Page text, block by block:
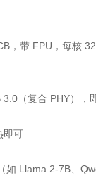
，带 FPU，每核
（复合 PHY），
即可
如 Llama 2-7B、